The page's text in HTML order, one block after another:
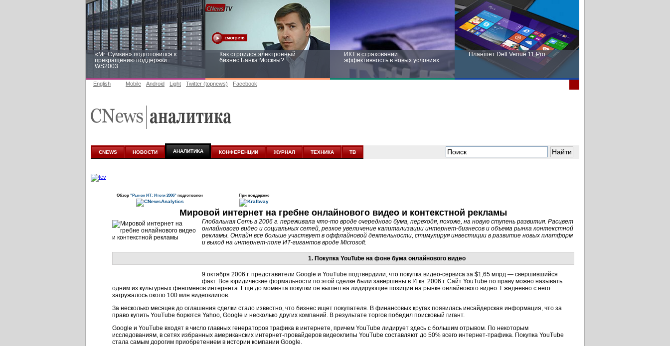
«Mr. Сумкин» подготовился к
прекращению поддержки
WS2003
Как строился электронный
бизнес Банка Москвы?
ИКТ в страховании:
эффективность в новых условиях
Планшет Dell Venue 11 Pro
аналитике
новых условиях
English Mobile Android Light Twitter (topnews) Facebook
CNEWS НОВОСТИ АНАЛИТИКА КОНФЕРЕНЦИИ ЖУРНАЛ ТЕХНИКА ТВ
Обзор "Рынок ИТ: Итоги 2006" подготовлен При поддержке
Мировой интернет на гребне онлайнового видео и контекстной рекламы
Глобальная Сеть в 2006 г. переживала что-то вроде очередного бума, переходя, похоже, на новую ступень развития. Расцвет
онлайнового видео и социальных сетей, резкое увеличение капитализации интернет-бизнесов и объема рынка контекстной
рекламы. Онлайн все больше участвует в оффлайновой деятельности, стимулируя инвестиции в развитие новых платформ
и выход на интернет-поле ИТ-гигантов вроде Microsoft.
1. Покупка YouTube на фоне бума онлайнового видео
9 октября 2006 г. представители Google и YouTube подтвердили, что покупка видео-сервиса за $1,65 млрд — свершившийся
факт. Все юридические формальности по этой сделке были завершены в I4 кв. 2006 г. Сайт YouTube по праву можно называть
одним из культурных феноменов интернета. Еще до момента покупки он вышел на лидирующие позиции на рынке онлайнового видео. Ежедневно с него
загружалось около 100 млн видеоклипов.
За несколько месяцев до оглашения сделки стало известно, что бизнес ищет покупателя. В финансовых кругах появилась инсайдерская информация, что за
право купить YouTube борются Yahoo, Google и несколько других компаний. В результате торгов победил поисковый гигант.
Google и YouTube входят в число главных генераторов трафика в интернете, причем YouTube лидирует здесь с большим отрывом. По некоторым
исследованиям, в сетях избранных американских интернет-провайдеров видеоклипы YouTube составляют до 50% всего интернет-трафика. Покупка YouTube
стала самым дорогим приобретением в истории компании Google.